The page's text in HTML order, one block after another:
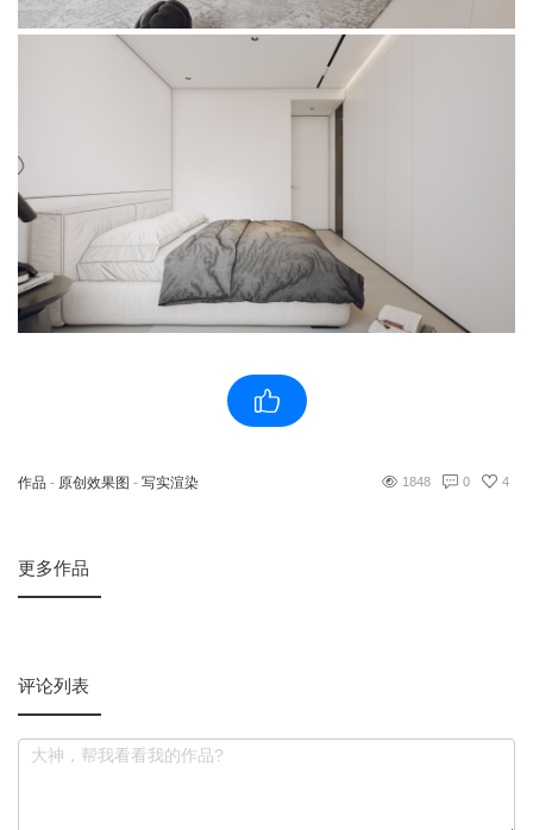
作品 - 原创效果图 - 写实渲染 1848 0 4
更多作品
评论列表